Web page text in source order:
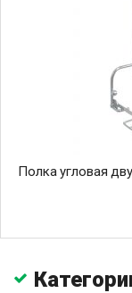
Полка угловая